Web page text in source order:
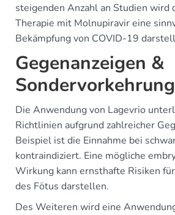
steigenden Anzahl an Studien wird
Therapie mit Molnupiravir eine
Bekämpfung von COVID-19
Gegenanzeigen &
Die Anwendung von Lagevrio
Richtlinien aufgrund zahlreicher
Beispiel ist die Einnahme bei
kontraindiziert. Eine mögliche
Wirkung kann ernsthafte Risiken
des Fötus darstellen.
Des Weiteren wird eine